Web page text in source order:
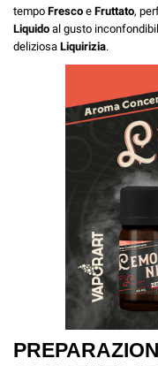
tempo Fresco e Fruttato,
Liquido al gusto
deliziosa Liquirizia.